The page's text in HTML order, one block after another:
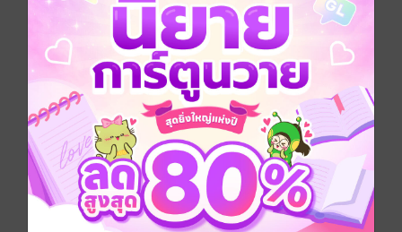
อยากได้ ซื้อเป็นของขวัญ ติดตาม
ทันหุ้น 23 มิถุนายน 2568
ประเภทไฟล์
วันที่วางขาย 20 มิถุนายน 2568